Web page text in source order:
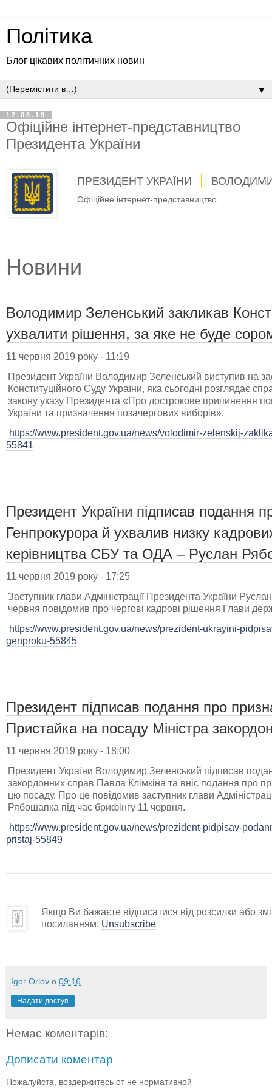
Політика
Блог цікавих політичних новин
▼
12.06.19
Офіційне інтернет-представництво
Президента України
ПРЕЗИДЕНТ УКРАЇНИ
Офіційне інтернет-представництво
Новини
Володимир Зеленський закликав
ухвалити рішення, за яке не буде
11 червня 2019 року - 11:19
Президент України Володимир Зеленський виступив на
Конституційного Суду України, яка сьогодні розглядає
закону указу Президента «Про дострокове припинення
України та призначення позачергових виборів».
https://www.president.gov.ua/news/volodimir-zelenskij-
55841
Президент України підписав подання
Генпрокурора й ухвалив низку
керівництва СБУ та ОДА – Руслан
11 червня 2019 року - 17:25
Заступник глави Адміністрації Президента України
червня повідомив про чергові кадрові рішення Глави
https://www.president.gov.ua/news/prezident-ukrayini-
genproku-55845
Президент підписав подання про
Пристайка на посаду Міністра
11 червня 2019 року - 18:00
Президент України Володимир Зеленський підписав
закордонних справ Павла Клімкіна та вніс подання про
цю посаду. Про це повідомив заступник глави
Рябошапка під час брифінгу 11 червня.
https://www.president.gov.ua/news/prezident-pidpisav-
pristaj-55849
Якщо Ви бажаєте відписатися від розсилки або
посиланням: Unsubscribe
Igor Orlov о 09:16
Надати доступ
Немає коментарів:
Дописати коментар
Пожалуйста, воздержитесь от не нормативной